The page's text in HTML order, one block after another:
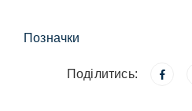
Позначки
Поділитись: